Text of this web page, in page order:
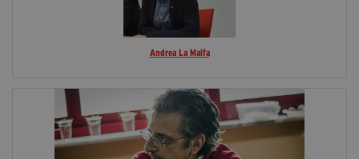
Andrea La Malfa